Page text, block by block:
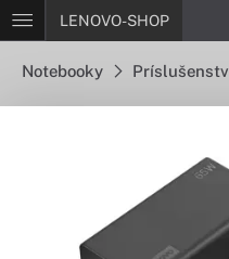
LENOVO-SHOP
Notebooky